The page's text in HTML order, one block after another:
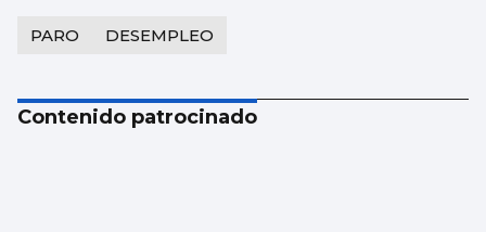
PARO DESEMPLEO
Contenido patrocinado